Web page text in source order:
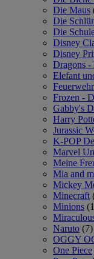
Die Maus
Die
Die
Disney
Disney
Dragons -
Elefant
Frozen -
Gabby's
Harry
Jurassic
K-POP
Marvel
Meine
Mia and
Mickey
Minecraft
Minions
Naruto (7)
OGGY
One Piece